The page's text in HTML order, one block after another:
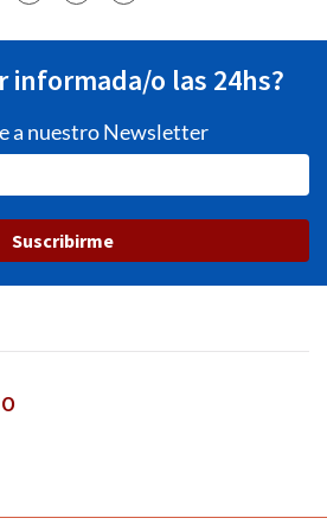
informada/o las 24hs?
a nuestro Newsletter
Suscribirme